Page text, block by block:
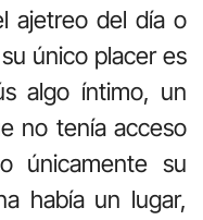
ajetreo del día o
único placer es
algo íntimo, un
no tenía acceso
únicamente su
había un lugar,